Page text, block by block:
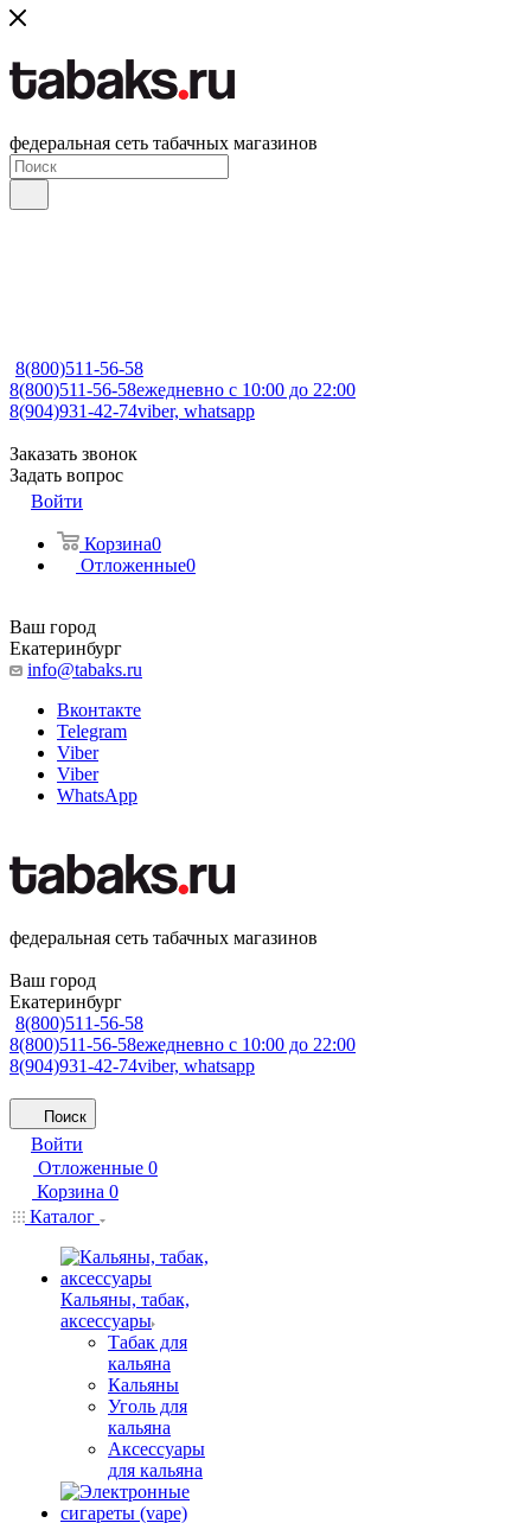
федеральная сеть табачных магазинов
8(800)511-56-58
8(800)511-56-58ежедневно с 10:00 до 22:00
8(904)931-42-74viber, whatsapp
Заказать звонок
Задать вопрос
Войти
Корзина0
Отложенные0
Ваш город
Екатеринбург
info@tabaks.ru
Вконтакте
Telegram
Viber
Viber
WhatsApp
федеральная сеть табачных магазинов
Ваш город
Екатеринбург
8(800)511-56-58
8(800)511-56-58ежедневно с 10:00 до 22:00
8(904)931-42-74viber, whatsapp
Поиск
Войти
Отложенные 0
Корзина 0
Каталог
Кальяны, табак,
аксессуары
Табак для
кальяна
Кальяны
Уголь для
кальяна
Аксессуары
для кальяна